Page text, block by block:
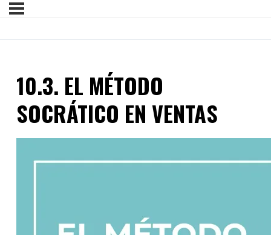
10.3. EL MÉTODO
SOCRÁTICO EN VENTAS